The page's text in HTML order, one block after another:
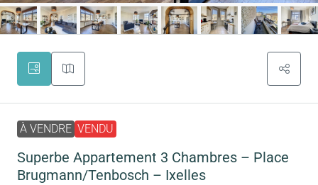
À VENDRE VENDU
Superbe Appartement 3 Chambres – Place
Brugmann/Tenbosch – Ixelles